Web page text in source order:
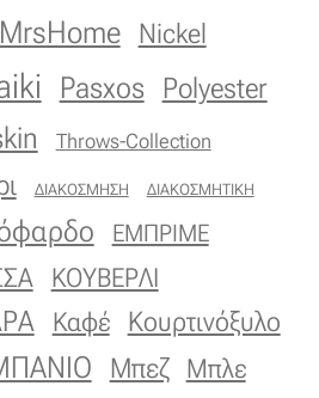
MrsHome
Nickel
Pasxos Polyester
Throws-Collection
ΔΙΑΚΟΣΜΗΣΗ ΔΙΑΚΟΣΜΗΤΙΚΗ
ΕΜΠΡΙΜΕ
ΚΟΥΒΕΡΛΙ
Καφέ Κουρτινόξυλο
Μπεζ Μπλε